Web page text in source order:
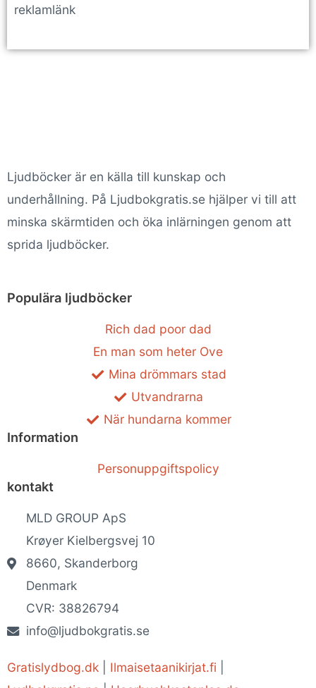
reklamlänk
Ljudböcker är en källa till kunskap och
underhållning. På Ljudbokgratis.se hjälper vi till att
minska skärmtiden och öka inlärningen genom att
sprida ljudböcker.
Populära ljudböcker
Rich dad poor dad
En man som heter Ove
Mina drömmars stad
Utvandrarna
När hundarna kommer
Information
Personuppgiftspolicy
kontakt
MLD GROUP ApS
Krøyer Kielbergsvej 10
8660, Skanderborg
Denmark
CVR: 38826794
info@ljudbokgratis.se
Gratislydbog.dk Ilmaisetaanikirjat.fi